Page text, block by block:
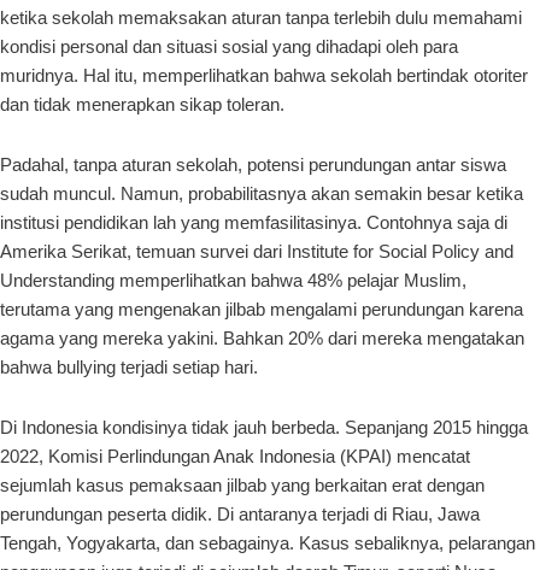
ketika sekolah memaksakan aturan tanpa terlebih dulu memahami
kondisi personal dan situasi sosial yang dihadapi oleh para
muridnya. Hal itu, memperlihatkan bahwa sekolah bertindak otoriter
dan tidak menerapkan sikap toleran.
Padahal, tanpa aturan sekolah, potensi perundungan antar siswa
sudah muncul. Namun, probabilitasnya akan semakin besar ketika
institusi pendidikan lah yang memfasilitasinya. Contohnya saja di
Amerika Serikat, temuan survei dari Institute for Social Policy and
Understanding memperlihatkan bahwa 48% pelajar Muslim,
terutama yang mengenakan jilbab mengalami perundungan karena
agama yang mereka yakini. Bahkan 20% dari mereka mengatakan
bahwa bullying terjadi setiap hari.
Di Indonesia kondisinya tidak jauh berbeda. Sepanjang 2015 hingga
2022, Komisi Perlindungan Anak Indonesia (KPAI) mencatat
sejumlah kasus pemaksaan jilbab yang berkaitan erat dengan
perundungan peserta didik. Di antaranya terjadi di Riau, Jawa
Tengah, Yogyakarta, dan sebagainya. Kasus sebaliknya, pelarangan